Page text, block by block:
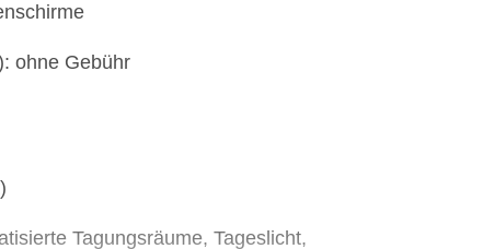
ohne Gebühr
Tagungsräume, Tageslicht,